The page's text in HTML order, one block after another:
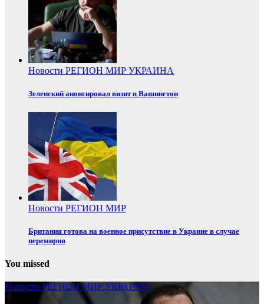
Новости РЕГИОН МИР УКРАИНА
Зеленский анонсировал визит в Вашингтон
Новости РЕГИОН МИР
Британия готова на военное присутствие в Украине в случае
перемирия
You missed
Новости РЕГИОНМИР УКРАИНА